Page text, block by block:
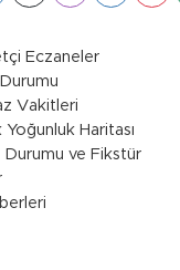
Eczaneler
Vakitleri
Haritası
Durumu ve Fikstür